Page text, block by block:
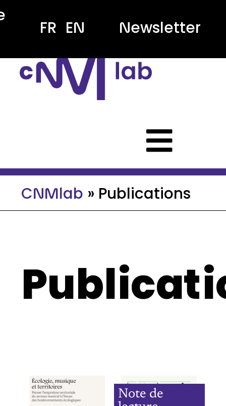
Panneau de gestion des
Newsletter
FR EN
CNMlab » Publications